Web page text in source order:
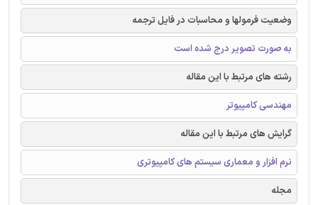
وضعیت فرمولها و محاسبات در فایل ترجمه
به صورت تصویر درج شده است
رشته های مرتبط با این مقاله
مهندسی کامپیوتر
گرایش های مرتبط با این مقاله
نرم افزار و معماری سیستم های کامپیوتری
مجله